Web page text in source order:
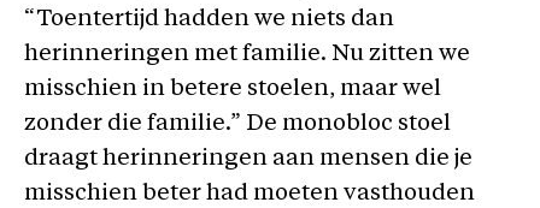
“Toentertijd hadden we niets dan
herinneringen met familie. Nu zitten we
misschien in betere stoelen, maar wel
zonder die familie.” De monobloc stoel
draagt herinneringen aan mensen die je
misschien beter had moeten vasthouden